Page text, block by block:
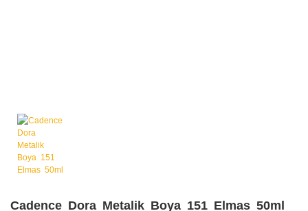
Cadence Dora Metalik Boya 151 Elmas 50ml